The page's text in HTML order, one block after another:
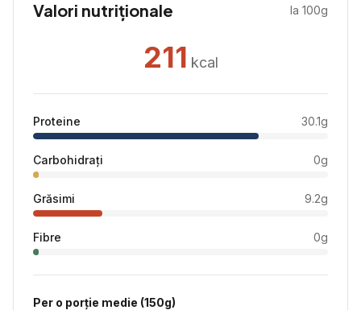
Valori nutriționale la 100g
211 kcal
Proteine 30.1g
Carbohidrați 0g
Grăsimi 9.2g
Fibre 0g
Per o porție medie (150g)